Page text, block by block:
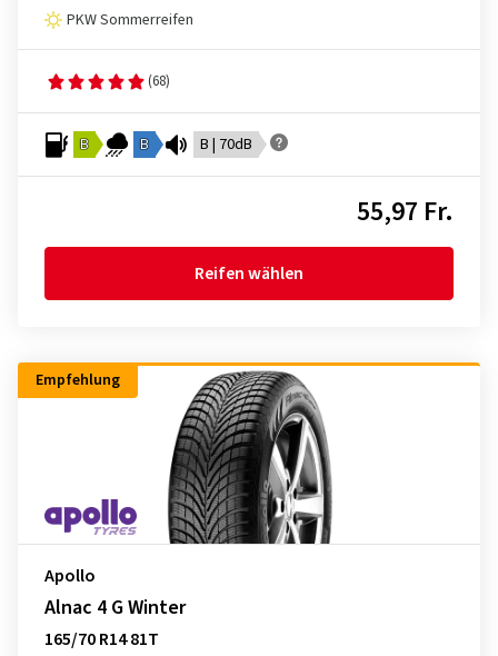
PKW Sommerreifen
(68)
B B B | 70dB
55,97 Fr.
Reifen wählen
Empfehlung
Apollo
Alnac 4 G Winter
165/70 R14 81T